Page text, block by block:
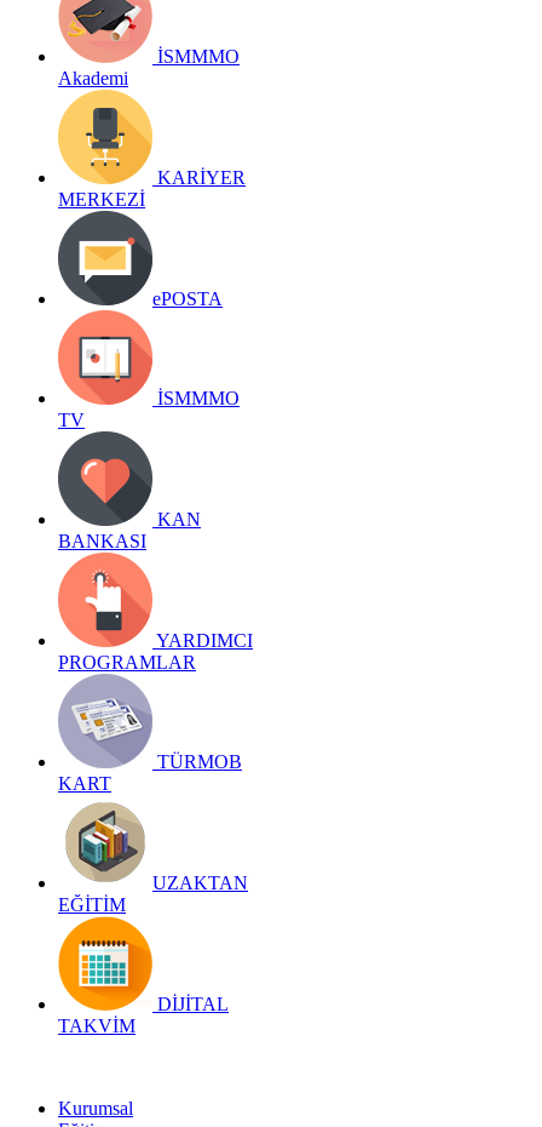
İSMMMO
Akademi
KARİYER
MERKEZİ
ePOSTA
İSMMMO
TV
KAN
BANKASI
YARDIMCI
PROGRAMLAR
TÜRMOB
KART
UZAKTAN
EĞİTİM
DİJİTAL
TAKVİM
Kurumsal